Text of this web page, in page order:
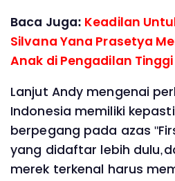
Baca Juga: Keadilan
Silvana Yana Prasetya
Anak di Pengadilan
Lanjut Andy mengenai
Indonesia memiliki
berpegang pada azas
yang didaftar lebih
merek terkenal harus